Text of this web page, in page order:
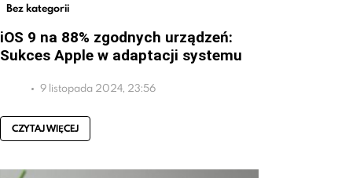
Bez kategorii
iOS 9 na 88% zgodnych urządzeń:
Sukces Apple w adaptacji systemu
9 listopada 2024, 23:56
CZYTAJ WIĘCEJ